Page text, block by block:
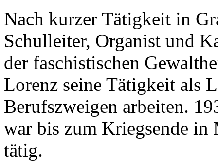
Nach kurzer Tätigkeit in
Schulleiter, Organist und
der faschistischen
Lorenz seine Tätigkeit als
Berufszweigen arbeiten.
war bis zum Kriegsende in
tätig.